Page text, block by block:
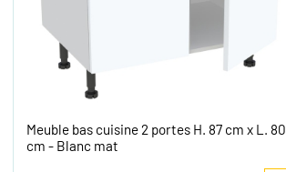
Meuble bas cuisine 2 portes H. 87 cm x L. 80
cm - Blanc mat